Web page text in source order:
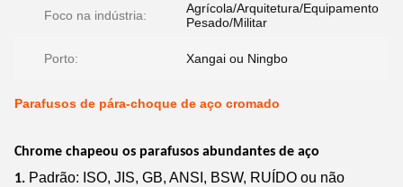
Foco na indústria:
Agrícola/Arquitetura/Equipamento
Pesado/Militar
Porto: Xangai ou Ningbo
Parafusos de pára-choque de aço cromado
Chrome chapeou os parafusos abundantes de aço
1. Padrão: ISO, JIS, GB, ANSI, BSW, RUÍDO ou não